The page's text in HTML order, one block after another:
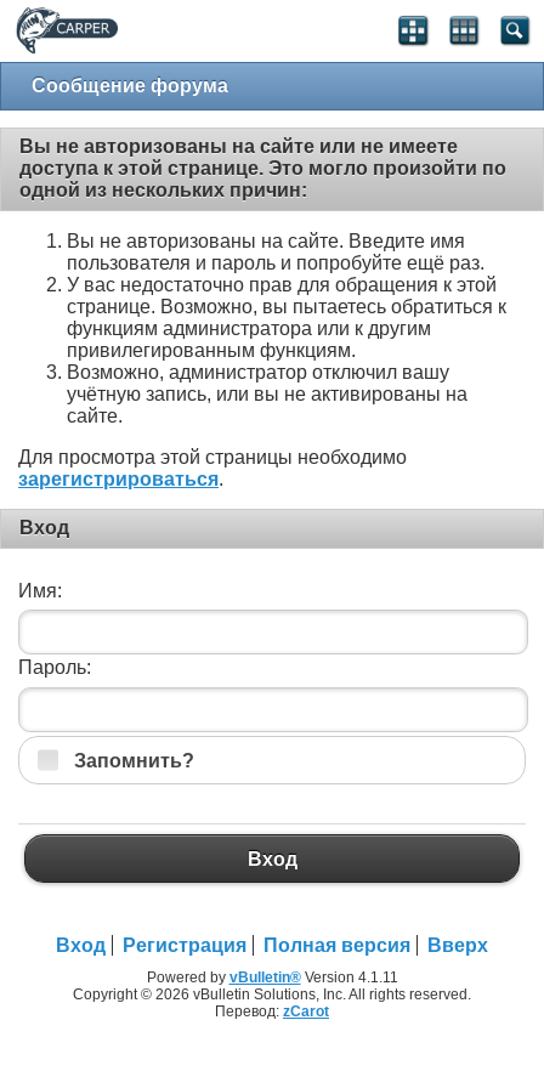
Сообщение форума
Вы не авторизованы на сайте или не имеете
доступа к этой странице. Это могло произойти по
одной из нескольких причин:
Вы не авторизованы на сайте. Введите имя
пользователя и пароль и попробуйте ещё раз.
У вас недостаточно прав для обращения к этой
странице. Возможно, вы пытаетесь обратиться к
функциям администратора или к другим
привилегированным функциям.
Возможно, администратор отключил вашу
учётную запись, или вы не активированы на
сайте.
Для просмотра этой страницы необходимо
зарегистрироваться.
Вход
Имя:
Пароль:
Запомнить?
Вход
Вход Регистрация Полная версия Вверх
Powered by vBulletin®Version 4.1.11
Copyright © 2026 vBulletin Solutions, Inc. All rights reserved.
Перевод: zCarot